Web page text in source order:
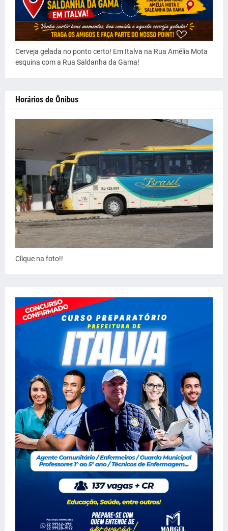
Cerveja gelada no ponto certo! Em Italva na Rua Amélia Mota
esquina com a Rua Saldanha da Gama!
Horários de Ônibus
Clique na foto!!